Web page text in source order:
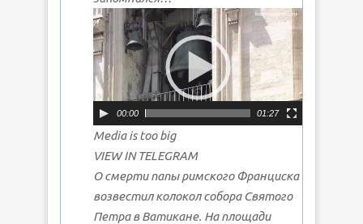
Видеоплеер
00:00 01:27
Media is too big
VIEW IN TELEGRAM
О смерти папы римского Франциска
возвестил колокол собора Святого
Петра в Ватикане. На площади